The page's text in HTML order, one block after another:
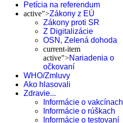
Petícia na referendum
active">Zákony z EÚ
Zákony proti SR
Z Digitalizácie
OSN, Zelená dohoda
current-item
active">Nariadenia o
očkovaní
WHO/Zmluvy
Ako hlasovali
Zdravie...
Informácie o vakcínach
Informácie o rúškach
Informácie o testovaní